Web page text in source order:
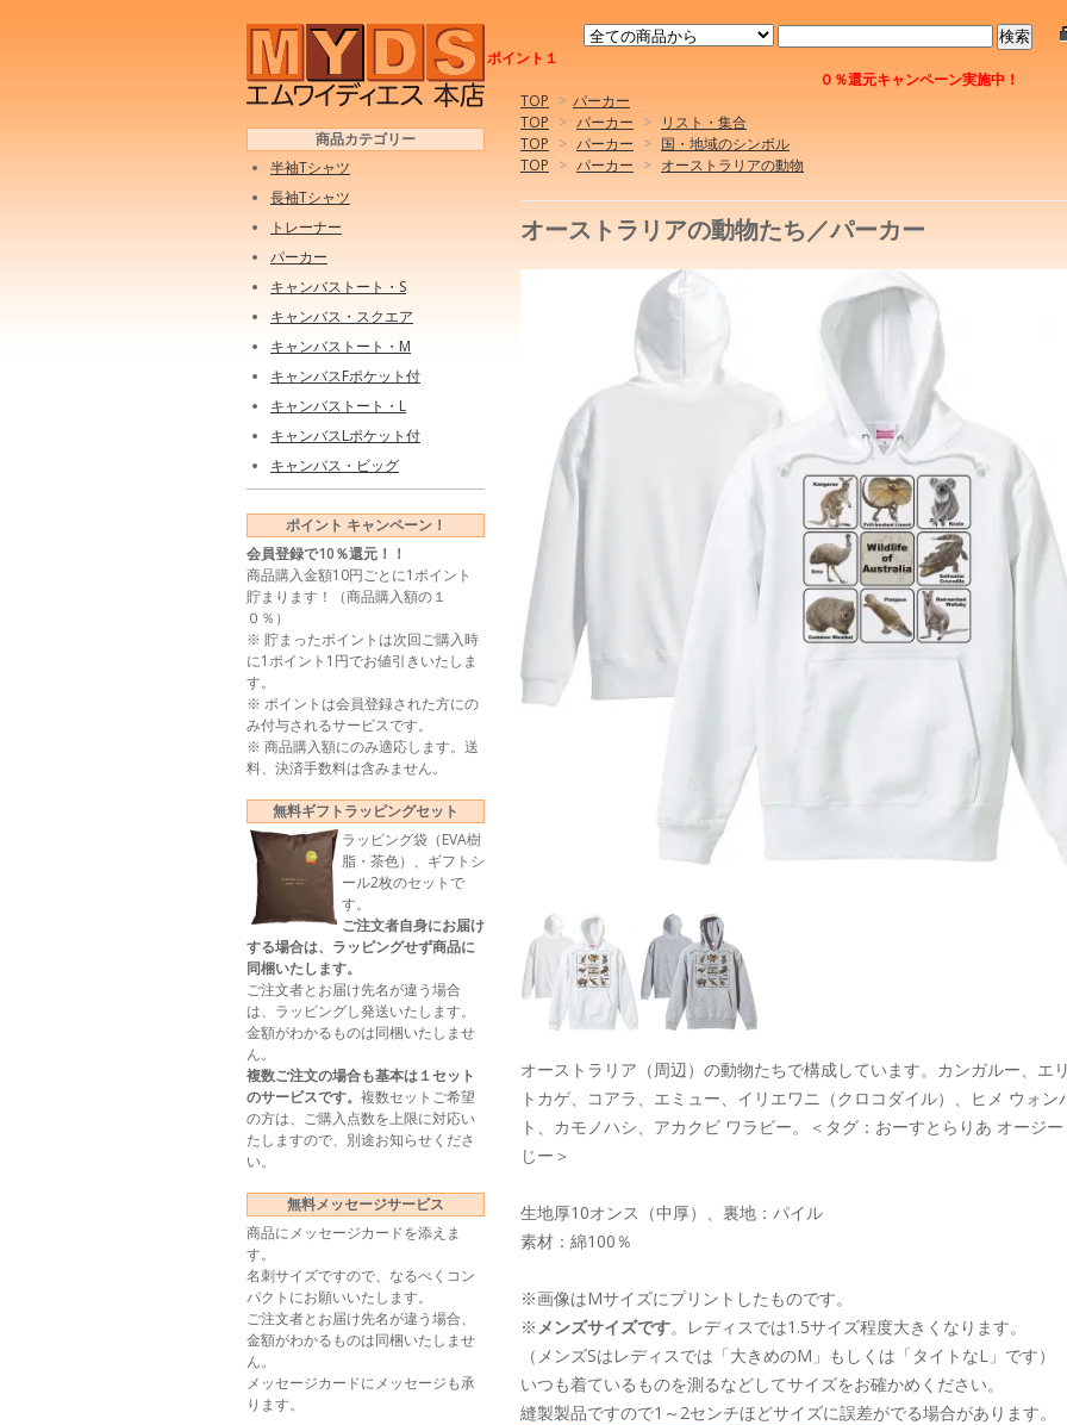
ポイント１
０％還元キャンペーン実施中！
TOP > パーカー
TOP > パーカー > リスト・集合
TOP > パーカー > 国・地域のシンボル
TOP > パーカー > オーストラリアの動物
オーストラリアの動物たち／パーカー
オーストラリア（周辺）の動物たちで構成しています。カンガルー、エ
トカゲ、コアラ、エミュー、イリエワニ（クロコダイル）、ヒメ ウォン
ト、カモノハシ、アカクビ ワラビー。＜タグ：おーすとらりあ オージ
じー＞
生地厚10オンス（中厚）、裏地：パイル
素材：綿100％
※画像はMサイズにプリントしたものです。
※メンズサイズです。レディスでは1.5サイズ程度大きくなります。
（メンズSはレディスでは「大きめのM」もしくは「タイトなL」です）
いつも着ているものを測るなどしてサイズをお確かめください。
縫製製品ですので1～2センチほどサイズに誤差がでる場合があります。
商品カテゴリー
半袖Tシャツ
長袖Tシャツ
トレーナー
パーカー
キャンバストート・S
キャンバス・スクエア
キャンバストート・M
キャンバスFポケット付
キャンバストート・L
キャンバスLポケット付
キャンバス・ビッグ
ポイント キャンペーン！
会員登録で10％還元！！
商品購入金額10円ごとに1ポイント
貯まります！（商品購入額の１
０％）
※ 貯まったポイントは次回ご購入時
に1ポイント1円でお値引きいたしま
す。
※ ポイントは会員登録された方にの
み付与されるサービスです。
※ 商品購入額にのみ適応します。送
料、決済手数料は含みません。
無料ギフトラッピングセット
ラッピング袋（EVA樹
脂・茶色）、ギフトシ
ール2枚のセットで
す。
ご注文者自身にお届け
する場合は、ラッピングせず商品に
同梱いたします。
ご注文者とお届け先名が違う場合
は、ラッピングし発送いたします。
金額がわかるものは同梱いたしませ
ん。
複数ご注文の場合も基本は１セット
のサービスです。 複数セットご希望
の方は、ご購入点数を上限に対応い
たしますので、別途お知らせくださ
い。
無料メッセージサービス
商品にメッセージカードを添えま
す。
名刺サイズですので、なるべくコン
パクトにお願いいたします。
ご注文者とお届け先名が違う場合、
金額がわかるものは同梱いたしませ
ん。
メッセージカードにメッセージも承
ります。